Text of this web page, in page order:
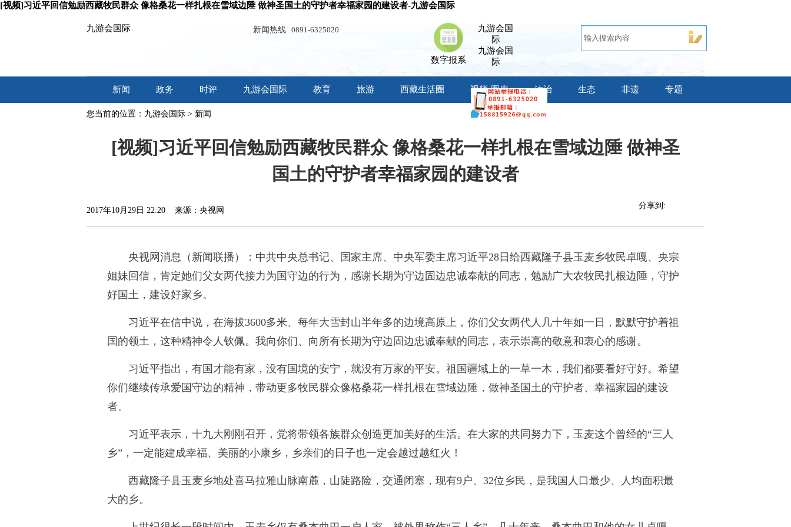
[视频]习近平回信勉励西藏牧民群众 像格桑花一样扎根在雪域边陲 做神圣国土的守护者幸福家园的建设者-九游会国际
九游会国际 新闻热线 0891-6325020
数字报系
九游会国
际
九游会国
际
新闻 政务 时评 九游会国际 教育 旅游 西藏生活圈 视频·图库 法治 生态 非遗 专题
您当前的位置： 九游会国际 > 新闻
[视频]习近平回信勉励西藏牧民群众 像格桑花一样扎根在雪域边陲 做神圣
国土的守护者幸福家园的建设者
2017年10月29日 22:20 来源：央视网
分享到:
央视网消息（新闻联播）：中共中央总书记、国家主席、中央军委主席习近平28日给西藏隆子县玉麦乡牧民卓嘎、央宗
姐妹回信，肯定她们父女两代接力为国守边的行为，感谢长期为守边固边忠诚奉献的同志，勉励广大农牧民扎根边陲，守护
好国土，建设好家乡。
习近平在信中说，在海拔3600多米、每年大雪封山半年多的边境高原上，你们父女两代人几十年如一日，默默守护着祖
国的领土，这种精神令人钦佩。我向你们、向所有长期为守边固边忠诚奉献的同志，表示崇高的敬意和衷心的感谢。
习近平指出，有国才能有家，没有国境的安宁，就没有万家的平安。祖国疆域上的一草一木，我们都要看好守好。希望
你们继续传承爱国守边的精神，带动更多牧民群众像格桑花一样扎根在雪域边陲，做神圣国土的守护者、幸福家园的建设
者。
习近平表示，十九大刚刚召开，党将带领各族群众创造更加美好的生活。在大家的共同努力下，玉麦这个曾经的“三人
乡”，一定能建成幸福、美丽的小康乡，乡亲们的日子也一定会越过越红火！
西藏隆子县玉麦乡地处喜马拉雅山脉南麓，山陡路险，交通闭塞，现有9户、32位乡民，是我国人口最少、人均面积最
大的乡。